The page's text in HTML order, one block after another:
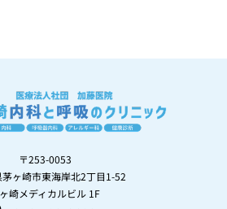
〒253-0053
ヶ崎市東海岸北2丁目1-52
崎メディカルビル 1F